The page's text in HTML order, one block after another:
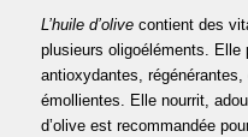
L’huile d’olivecontient des
plusieurs oligoéléments. Elle
antioxydantes,
émollientes. Elle nourrit,
d’olive est recommandée